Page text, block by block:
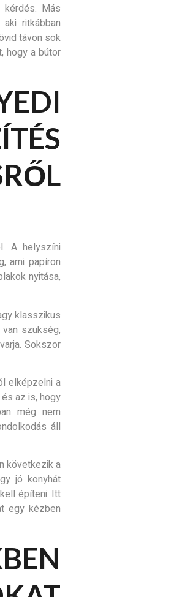
kérdés. Más
ritkábban
távon sok
hogy a bútor
A helyszíni
ami papíron
nyitása,
klasszikus
szükség,
Sokszor
elképzelni a
az is, hogy
még nem
áll
következik a
jó konyhát
építeni. Itt
egy kézben